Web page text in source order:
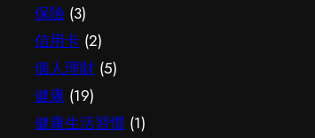
一樣。先想清楚自己最常遇到的情
況與優先考量，再作選擇，就能避
免買了用不上、或選了不合適的尷
尬，讓每一分付出都用得其所。
如何選擇 在考慮簿記服務時，建
議從自己的實際需要出發，比較不
是否可靠同樣關鍵。如有任何疑
問，諮詢相關範疇的專業人士，往
往能得到更貼合個人需要的建議。
聰明選擇的方法 幾個簡單的方
法，能幫你少走冤枉路：先設定清
晰的目標與預算、收集足夠的資料
事前要留意甚麼 在做決定之前，
有幾點值得特別留意。首先，每個
人的情況不盡相同，適合別人的未
必適合自己；其次，資訊來源是否
可靠同樣關鍵。如有任何疑問，諮
詢相關範疇的專業人士，往往能得
保險 (3)
信用卡 (2)
個人理財 (5)
健康 (19)
健康生活習慣 (1)